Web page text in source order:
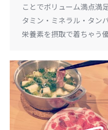
ことでボリューム満点満
タミン・ミネラル・タン
栄養素を摂取で着ちゃう